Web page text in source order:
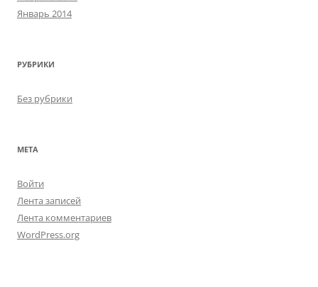
Январь 2014
РУБРИКИ
Без рубрики
МЕТА
Войти
Лента записей
Лента комментариев
WordPress.org